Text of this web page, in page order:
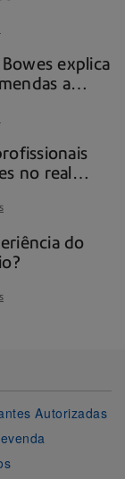
explica
a
no real
do
Autorizadas